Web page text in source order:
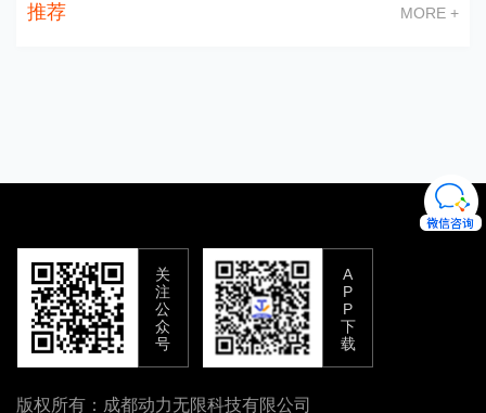
推荐 MORE +
关
注
公
众
号
A
P
P
下
载
版权所有：成都动力无限科技有限公司